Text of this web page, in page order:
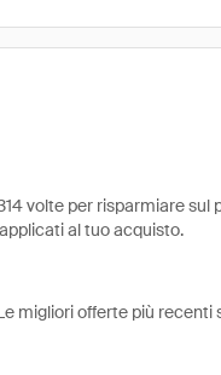
volte per risparmiare sul
al tuo acquisto.
migliori offerte più